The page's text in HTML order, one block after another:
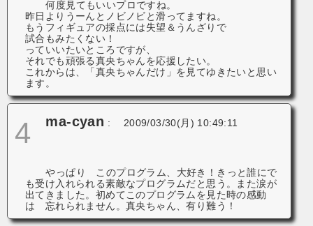
何度見てもいいプロですね。
昨日よりうーんとノビノビと滑ってますね。
もうフィギュアの採点には失望＆うんざりで
試合もみたくない！
っていいたいところですが、
それでも頑張る真央ちゃんを応援したい。
これからは、「真央ちゃんだけ」を見てゆきたいと思い
ます。
4 ma-cyan : 2009/03/30(月) 10:49:11
やっぱり このプログラム、大好き！きっと誰にで
も受け入れられる素敵なプログラムだと思う。また涙が
出てきました。初めてこのプログラムを見た時の感動
は 忘れられません。真央ちゃん、有り難う！